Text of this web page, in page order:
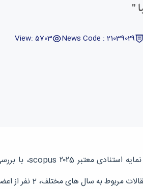
"
News Code : 21039029
View: 5703
از اعضای هیات علمی در فهرست دو درصد دانشمندان برتر دنیا قرار گرفتند.